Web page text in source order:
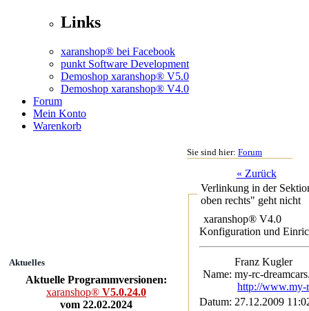
Links
xaranshop® bei Facebook
punkt Software Development
Demoshop xaranshop® V5.0
Demoshop xaranshop® V4.0
Forum
Mein Konto
Warenkorb
Aktuelles
Aktuelle Programmversionen:
xaranshop® V5.0.24.0
vom 22.02.2024
Sie sind hier: Forum
« Zurück
Verlinkung in der
oben rechts" geht nicht
xaranshop® V4.0
Konfiguration und
Name:
Franz
my-rc-
http://www.my-
Datum: 27.12.2009